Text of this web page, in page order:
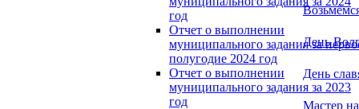
год
Отчет о выполнении
муниципального задания за
полугодие 2024 год
Отчет о выполнении
муниципального задания за 2023
год
День
День
Мастер